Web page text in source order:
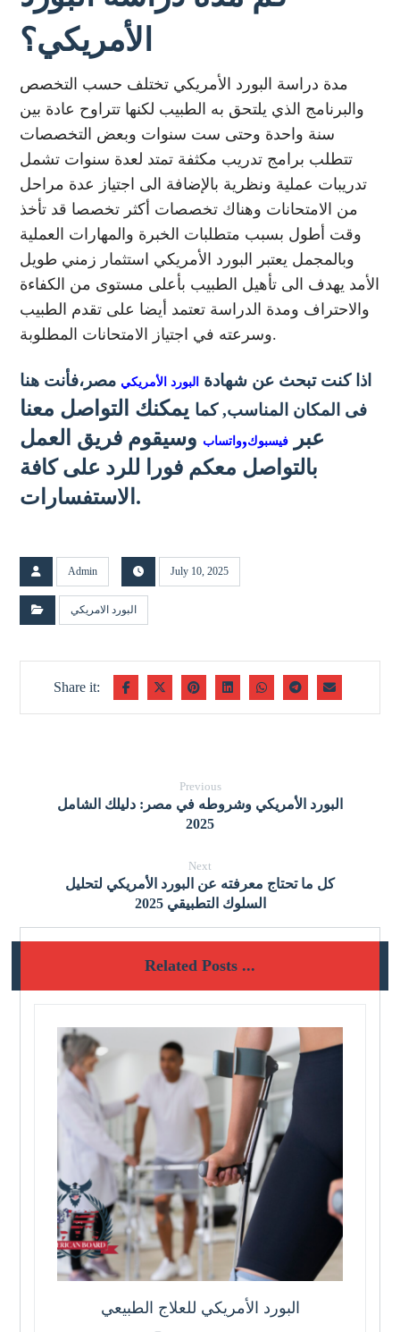
الأمريكي؟
مدة دراسة البورد الأمريكي تختلف حسب التخصص
والبرنامج الذي يلتحق به الطبيب لكنها تتراوح عادة بين
سنة واحدة وحتى ست سنوات وبعض التخصصات
تتطلب برامج تدريب مكثفة تمتد لعدة سنوات تشمل
تدريبات عملية ونظرية بالإضافة الى اجتياز عدة مراحل
من الامتحانات وهناك تخصصات أكثر تخصصا قد تأخذ
وقت أطول بسبب متطلبات الخبرة والمهارات العملية
وبالمجمل يعتبر البورد الأمريكي استثمار زمني طويل
الأمد يهدف الى تأهيل الطبيب بأعلى مستوى من الكفاءة
والاحتراف ومدة الدراسة تعتمد أيضا على تقدم الطبيب
وسرعته في اجتياز الامتحانات المطلوبة.
اذا كنت تبحث عن شهادة البورد الأمريكي مصر،فأنت هنا
فى المكان المناسب, كما يمكنك التواصل معنا
عبر
فيسبوك,واتساب وسيقوم فريق العمل
بالتواصل معكم فورا للرد على كافة
الاستفسارات.
Admin July 10, 2025
البورد الامريكي
Previous
البورد الأمريكي وشروطه في مصر: دليلك الشامل
2025
Next
كل ما تحتاج معرفته عن البورد الأمريكي لتحليل
السلوك التطبيقي 2025
Related Posts ...
البورد الأمريكي للعلاج الطبيعي